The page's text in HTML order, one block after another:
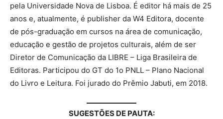
pela Universidade Nova de Lisboa. É editor há mais de 25
anos e, atualmente, é publisher da W4 Editora, docente
de pós-graduação em cursos na área de comunicação,
educação e gestão de projetos culturais, além de ser
Diretor de Comunicação da LIBRE – Liga Brasileira de
Editoras. Participou do GT do 1o PNLL – Plano Nacional
do Livro e Leitura. Foi jurado do Prêmio Jabuti, em 2018.
SUGESTÕES DE PAUTA: